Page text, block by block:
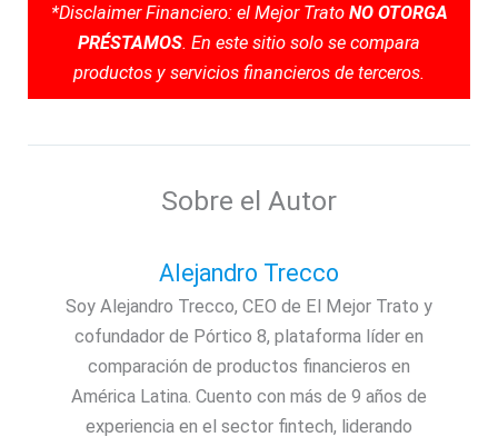
*Disclaimer Financiero: el Mejor Trato NO OTORGA
PRÉSTAMOS. En este sitio solo se compara
productos y servicios financieros de terceros.
Sobre el Autor
Alejandro Trecco
Soy Alejandro Trecco, CEO de El Mejor Trato y
cofundador de Pórtico 8, plataforma líder en
comparación de productos financieros en
América Latina. Cuento con más de 9 años de
experiencia en el sector fintech, liderando